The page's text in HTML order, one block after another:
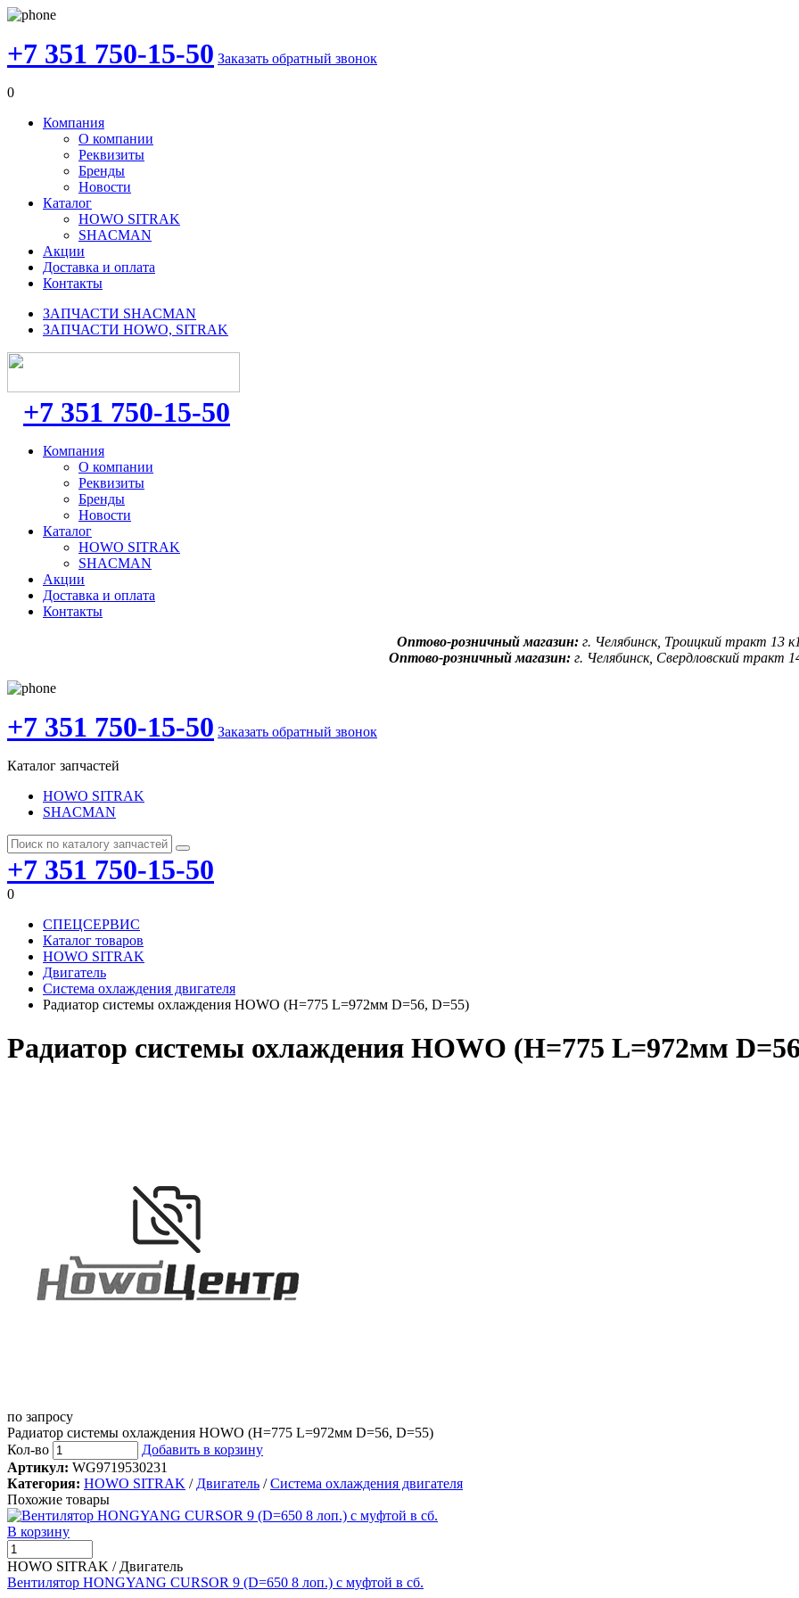
+7 351 750-15-50 Заказать обратный звонок
0
Компания
О компании
Реквизиты
Бренды
Новости
Каталог
HOWO SITRAK
SHACMAN
Акции
Доставка и оплата
Контакты
ЗАПЧАСТИ SHACMAN
ЗАПЧАСТИ HOWO, SITRAK
+7 351 750-15-50
Компания
О компании
Реквизиты
Бренды
Новости
Каталог
HOWO SITRAK
SHACMAN
Акции
Доставка и оплата
Контакты
Оптово-розничный магазин: г. Челябинск, Троицкий тракт 13
Оптово-розничный магазин:г. Челябинск, Свердловский тракт
+7 351 750-15-50 Заказать обратный звонок
Каталог запчастей
HOWO SITRAK
SHACMAN
+7 351 750-15-50
0
СПЕЦСЕРВИС
Каталог товаров
HOWO SITRAK
Двигатель
Система охлаждения двигателя
Радиатор системы охлаждения HOWO (H=775 L=972мм D=56, D=55)
Радиатор системы охлаждения HOWO (H=775 L=972мм
по запросу
Радиатор системы охлаждения HOWO (H=775 L=972мм D=56, D=55)
Кол-во
Добавить в корзину
Артикул: WG9719530231
Категория: HOWO SITRAK / Двигатель /Система охлаждения двигателя
Похожие товары
В корзину
HOWO SITRAK / Двигатель
Вентилятор HONGYANG CURSOR 9 (D=650 8 лоп.) с муфтой в сб.